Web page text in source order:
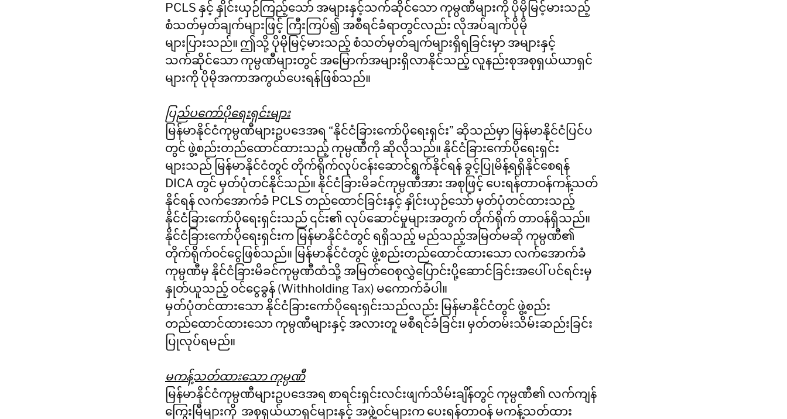
PCLS နှင့် နှိုင်းယှဉ်ကြည့်သော် အများနှင့်သက်ဆိုင်သော ကုမ္ပဏီများကို ပိုမိုမြင့်မားသည့်
စံသတ်မှတ်ချက်များဖြင့် ကြီးကြပ်၍ အစီရင်ခံရာတွင်လည်း လိုအပ်ချက်ပိုမို
များပြားသည်။ ဤသို့ ပိုမိုမြင့်မားသည့် စံသတ်မှတ်ချက်များရှိရခြင်းမှာ အများနှင့်
သက်ဆိုင်သော ကုမ္ပဏီများတွင် အမြောက်အများရှိလာနိုင်သည့် လူနည်းစုအစုရှယ်ယာရှင်
များကို ပိုမိုအကာအကွယ်ပေးရန်ဖြစ်သည်။
ပြည်ပကော်ပိုရေးရှင်းများ
မြန်မာနိုင်ငံကုမ္ပဏီများဥပဒေအရ “နိုင်ငံခြားကော်ပိုရေးရှင်း” ဆိုသည်မှာ မြန်မာနိုင်ငံပြင်ပ
တွင် ဖွဲ့စည်းတည်ထောင်ထားသည့် ကုမ္ပဏီကို ဆိုလိုသည်။ နိုင်ငံခြားကော်ပိုရေးရှင်း
များသည် မြန်မာနိုင်ငံတွင် တိုက်ရိုက်လုပ်ငန်းဆောင်ရွက်နိုင်ရန် ခွင့်ပြုမိန့်ရရှိနိုင်စေရန်
DICA တွင် မှတ်ပုံတင်နိုင်သည်။ နိုင်ငံခြားမိခင်ကုမ္ပဏီအား အစုဖြင့် ပေးရန်တာဝန်ကန့်သတ်
နိုင်ရန် လက်အောက်ခံ PCLS တည်ထောင်ခြင်းနှင့် နှိုင်းယှဉ်သော် မှတ်ပုံတင်ထားသည့်
နိုင်ငံခြားကော်ပိုရေးရှင်းသည် ၎င်း၏ လုပ်ဆောင်မှုများအတွက် တိုက်ရိုက် တာဝန်ရှိသည်။
နိုင်ငံခြားကော်ပိုရေးရှင်းက မြန်မာနိုင်ငံတွင် ရရှိသည့် မည်သည့်အမြတ်မဆို ကုမ္ပဏီ၏
တိုက်ရိုက်ဝင်ငွေဖြစ်သည်။ မြန်မာနိုင်ငံတွင် ဖွဲ့စည်းတည်ထောင်ထားသော လက်အောက်ခံ
ကုမ္ပဏီမှ နိုင်ငံခြားမိခင်ကုမ္ပဏီထံသို့ အမြတ်ဝေစုလွှဲပြောင်းပို့ဆောင်ခြင်းအပေါ် ပင်ရင်းမှ
နှုတ်ယူသည့် ဝင်ငွေခွန် (Withholding Tax) မကောက်ခံပါ။
မှတ်ပုံတင်ထားသော နိုင်ငံခြားကော်ပိုရေးရှင်းသည်လည်း မြန်မာနိုင်ငံတွင် ဖွဲ့စည်း
တည်ထောင်ထားသော ကုမ္ပဏီများနှင့် အလားတူ မစီရင်ခံခြင်း၊ မှတ်တမ်းသိမ်းဆည်းခြင်း
ပြုလုပ်ရမည်။
မကန့်သတ်ထားသော ကုမ္ပဏီ
မြန်မာနိုင်ငံကုမ္ပဏီများဥပဒေအရ စာရင်းရှင်းလင်းဖျက်သိမ်းချိန်တွင် ကုမ္ပဏီ၏ လက်ကျန်
ကြွေးမြီများကို  အစုရှယ်ယာရှင်များနှင့် အဖွဲ့ဝင်များက ပေးရန်တာဝန် မကန့်သတ်ထား